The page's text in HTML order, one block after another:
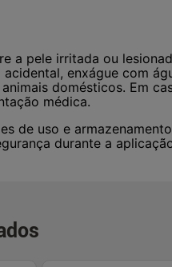
a pele irritada ou
enxágue com
domésticos. Em
médica.
de uso e
durante a